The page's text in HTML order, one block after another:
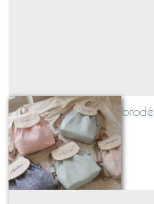
Petit LOUIS en VICHY brodé
fleurettes
À partir de 45€